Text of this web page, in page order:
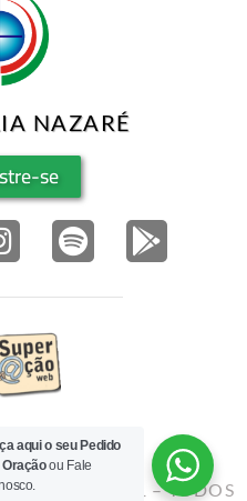
NAZARÉ
se
2021 – TODOS
aqui o seu Pedido
Oraçãoou Fale